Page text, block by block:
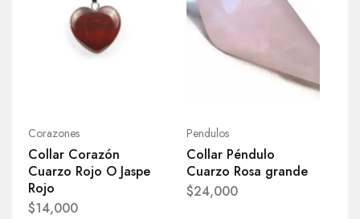
Corazones
Collar Corazón
Cuarzo Rojo O Jaspe
Rojo
$14,000
Pendulos
Collar Péndulo
Cuarzo Rosa grande
$24,000